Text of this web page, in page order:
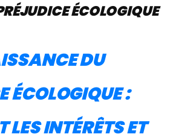
ÉCOLOGIQUE
DU
ÉCOLOGIQUE :
LES INTÉRÊTS ET